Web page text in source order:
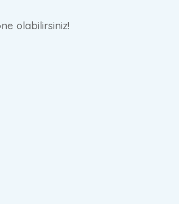
olabilirsiniz!